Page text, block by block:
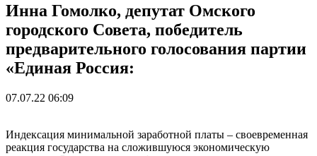
Инна Гомолко, депутат Омского
городского Совета, победитель
предварительного голосования партии
«Единая Россия:
07.07.22 06:09
Индексация минимальной заработной платы – своевременная
реакция государства на сложившуюся экономическую